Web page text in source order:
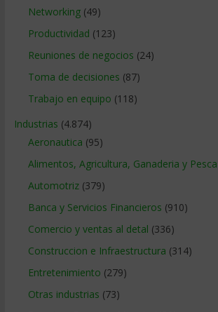
Networking(49)
Productividad (123)
Reuniones de negocios (24)
Toma de decisiones (87)
Trabajo en equipo (118)
Industrias (4.874)
Aeronautica (95)
Alimentos, Agricultura, Ganaderia y Pesca
Automotriz(379)
Banca y Servicios Financieros (910)
Comercio y ventas al detal (336)
Construccion e Infraestructura (314)
Entretenimiento (279)
Otras industrias (73)